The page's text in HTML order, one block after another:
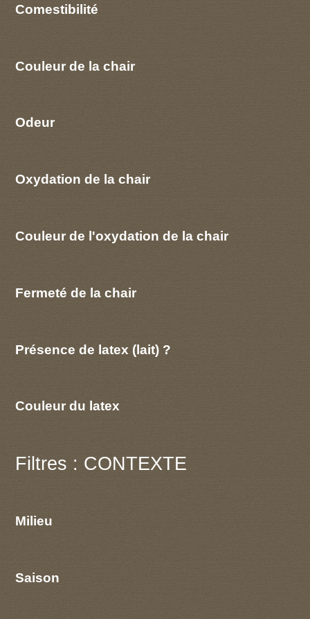
Comestibilité
Couleur de la chair
Odeur
Oxydation de la chair
Couleur de l'oxydation de la chair
Fermeté de la chair
Présence de latex (lait) ?
Couleur du latex
Filtres : CONTEXTE
Milieu
Saison